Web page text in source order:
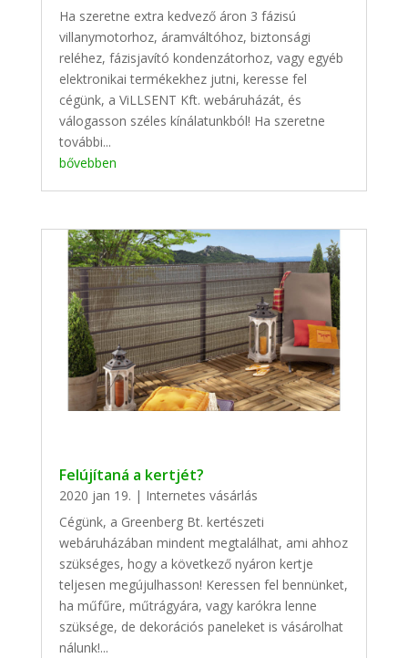
Ha szeretne extra kedvező áron 3 fázisú
villanymotorhoz, áramváltóhoz, biztonsági
reléhez, fázisjavító kondenzátorhoz, vagy egyéb
elektronikai termékekhez jutni, keresse fel
cégünk, a ViLLSENT Kft. webáruházát, és
válogasson széles kínálatunkból! Ha szeretne
további...
bővebben
Felújítaná a kertjét?
2020 jan 19. | Internetes vásárlás
Cégünk, a Greenberg Bt. kertészeti
webáruházában mindent megtalálhat, ami ahhoz
szükséges, hogy a következő nyáron kertje
teljesen megújulhasson! Keressen fel bennünket,
ha műfűre, műtrágyára, vagy karókra lenne
szüksége, de dekorációs paneleket is vásárolhat
nálunk!...